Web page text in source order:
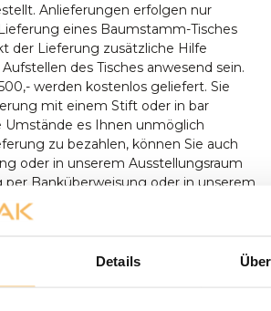
Details
Anlieferungen erfolgen nur
eines Baumstamm-Tisches
der Lieferung zusätzliche Hilfe
des Tisches anwesend sein.
werden kostenlos geliefert. Sie
mit einem Stift oder in bar
Umstände es Ihnen unmöglich
zu bezahlen, können Sie auch
oder in unserem Ausstellungsraum
per Banküberweisung oder in unserem
(wie z.B. Teaköl oder lose
wir nicht persönlich aus, sondern
Leider ist es dann nicht möglich, bei